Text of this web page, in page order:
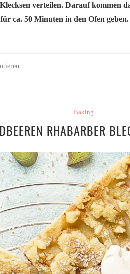
verteilen. Darauf kommen
ca. 50 Minuten in den Ofen geben.
Baking
RHABARBER